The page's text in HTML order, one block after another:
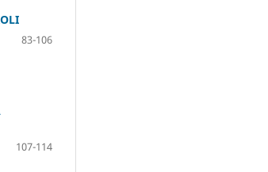
83-106
107-114